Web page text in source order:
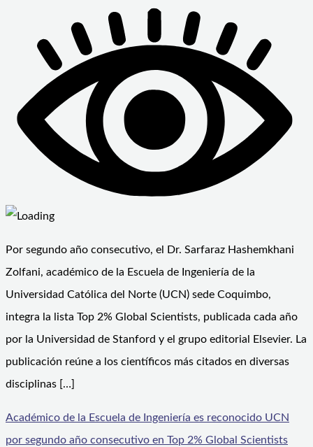
Por segundo año consecutivo, el Dr. Sarfaraz Hashemkhani
Zolfani, académico de la Escuela de Ingeniería de la
Universidad Católica del Norte (UCN) sede Coquimbo,
integra la lista Top 2% Global Scientists, publicada cada año
por la Universidad de Stanford y el grupo editorial Elsevier. La
publicación reúne a los científicos más citados en diversas
disciplinas […]
Académico de la Escuela de Ingeniería es reconocido UCN
por segundo año consecutivo en Top 2% Global Scientists